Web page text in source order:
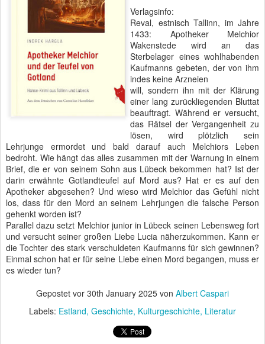
Verlagsinfo:
Reval, estnisch Tallinn, im Jahre
1433: Apotheker Melchior
Wakenstede wird an das
Sterbelager eines wohlhabenden
Kaufmanns gebeten, der von ihm
indes keine Arzneien
will, sondern ihn mit der Klärung
einer lang zurückliegenden Bluttat
beauftragt. Während er versucht,
das Rätsel der Vergangenheit zu
lösen, wird plötzlich sein
Lehrjunge ermordet und bald darauf auch Melchiors Leben
bedroht. Wie hängt das alles zusammen mit der Warnung in einem
Brief, die er von seinem Sohn aus Lübeck bekommen hat? Ist der
darin erwähnte Gotlandteufel auf Mord aus? Hat er es auf den
Apotheker abgesehen? Und wieso wird Melchior das Gefühl nicht
los, dass für den Mord an seinem Lehrjungen die falsche Person
gehenkt worden ist?
Parallel dazu setzt Melchior junior in Lübeck seinen Lebensweg fort
und versucht seiner großen Liebe Lucia näherzukommen. Kann er
die Tochter des stark verschuldeten Kaufmanns für sich gewinnen?
Einmal schon hat er für seine Liebe einen Mord begangen, muss er
es wieder tun?
Gepostet vor 30th January 2025 von Albert Caspari
Labels: Estland Geschichte Kulturgeschichte Literatur